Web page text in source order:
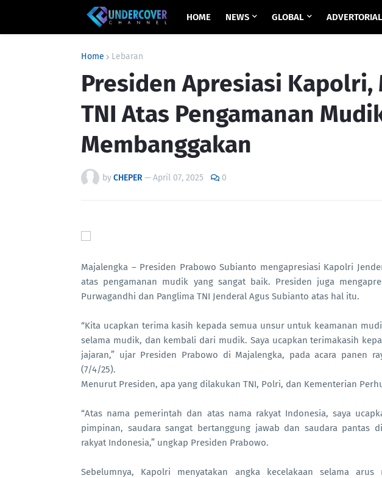
HOME NEWS GLOBAL ADVERTORIAL
Home Lebaran
Presiden Apresiasi Kapolri,
TNI Atas Pengamanan
Membanggakan
byCHEPER—April 07, 2025 0
Majalengka – Presiden Prabowo Subianto mengapresiasi Kapolri
atas pengamanan mudik yang sangat baik. Presiden juga
Purwagandhi dan Panglima TNI Jenderal Agus Subianto atas hal itu.
“Kita ucapkan terima kasih kepada semua unsur untuk keamanan
selama mudik, dan kembali dari mudik. Saya ucapkan terimakasih
jajaran,” ujar Presiden Prabowo di Majalengka, pada acara panen
(7/4/25).
Menurut Presiden, apa yang dilakukan TNI, Polri, dan Kementerian
“Atas nama pemerintah dan atas nama rakyat Indonesia, saya
pimpinan, saudara sangat bertanggung jawab dan saudara pantas
rakyat Indonesia,” ungkap Presiden Prabowo.
Sebelumnya, Kapolri menyatakan angka kecelakaan selama arus